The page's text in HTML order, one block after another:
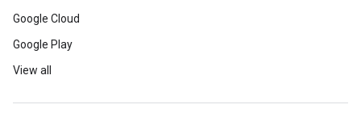
Google Cloud
Google Play
View all